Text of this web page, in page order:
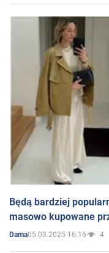
Będą bardziej
masowo kupowane
Dama05.03.2025 16:16 4